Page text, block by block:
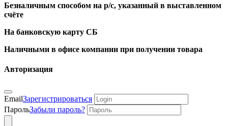
Безналичным способом на р/с, указанный в выставленном
счёте
На банковскую карту СБ
Наличными в офисе компании при получении товара
Авторизация
EmailЗарегистрироваться
ПарольЗабыли пароль?